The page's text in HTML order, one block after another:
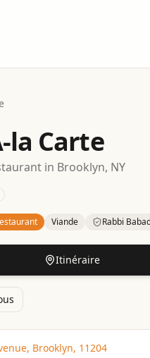
la Carte
in Brooklyn, NY
Viande Rabbi
Itinéraire
Brooklyn, 11204